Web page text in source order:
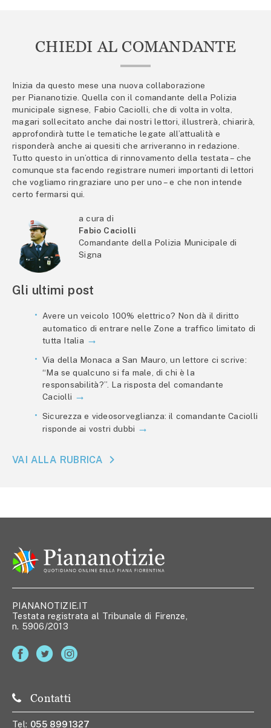
CHIEDI AL COMANDANTE
Inizia da questo mese una nuova collaborazione
per Piananotizie. Quella con il comandante della Polizia
municipale signese, Fabio Caciolli, che di volta in volta,
magari sollecitato anche dai nostri lettori, illustrerà, chiarirà,
approfondirà tutte le tematiche legate all’attualità e
risponderà anche ai quesiti che arriveranno in redazione.
Tutto questo in un’ottica di rinnovamento della testata – che
comunque sta facendo registrare numeri importanti di lettori
che vogliamo ringraziare uno per uno – e che non intende
certo fermarsi qui.
a cura di
Fabio Caciolli
Comandante della Polizia Municipale di
Signa
Gli ultimi post
Avere un veicolo 100% elettrico? Non dà il diritto
automatico di entrare nelle Zone a traffico limitato di
tutta Italia
Via della Monaca a San Mauro, un lettore ci scrive:
“Ma se qualcuno si fa male, di chi è la
responsabilità?”. La risposta del comandante
Caciolli
Sicurezza e videosorveglianza: il comandante Caciolli
risponde ai vostri dubbi
VAI ALLA RUBRICA
PIANANOTIZIE.IT
Testata registrata al Tribunale di Firenze,
n. 5906/2013
Contatti
Tel: 055 8991327